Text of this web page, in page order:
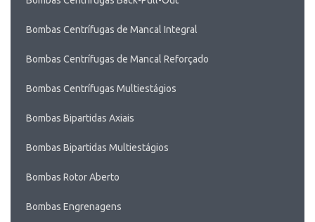
Bombas Centrífugas de Mancal Integral
Bombas Centrífugas de Mancal Reforçado
Bombas Centrífugas Multiestágios
Bombas Bipartidas Axiais
Bombas Bipartidas Multiestágios
Bombas Rotor Aberto
Bombas Engrenagens